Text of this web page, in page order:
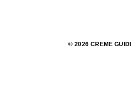
© 2026 CREME